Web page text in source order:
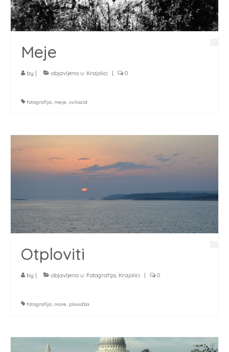
Meje
by objavljeno u: Krajolici 0
fotografija, meje, suhozid
Otploviti
by | objavljeno u: Fotografija, Krajolici | 0
fotografija, more, plovidba